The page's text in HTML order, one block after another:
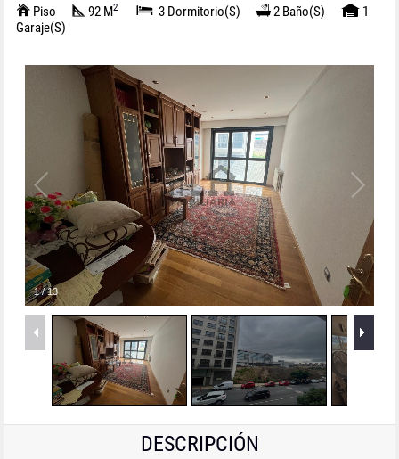
Piso 92 M2 3 Dormitorio(s) 2 Baño(s)
1
Garaje(s)
1/13
DESCRIPCIÓN